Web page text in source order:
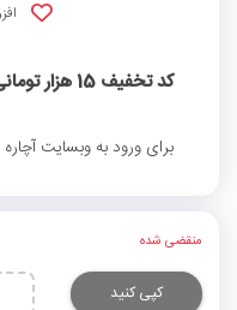
کد تخفیف 15 هزار تومانی خدمات آرایشی آچاره در تهران
برای ورود به وبسایت
منقضی شده
کپی کنید